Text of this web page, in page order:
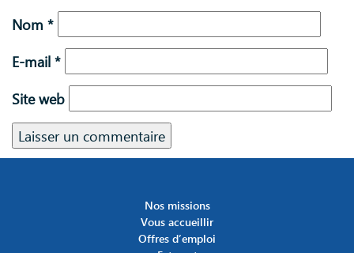
Nom *
E-mail *
Site web
Nos missions
Vous accueillir
Offres d’emploi